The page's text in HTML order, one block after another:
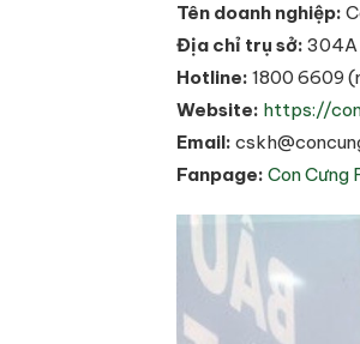
Tên doanh nghiệp:
Địa chỉ trụ sở: 304A
Hotline: 1800 6609
Website: https://
Email:
Fanpage: Con Cưng